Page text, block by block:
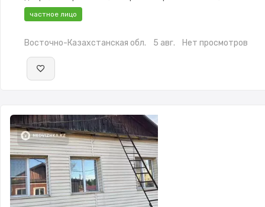
меблирована,Частично меблирована,Пластиковые
окна,Баня,Сад,Веранда,Хозпостройки
частное лицо
Восточно-Казахстанская обл. 5 авг. Нет просмотров